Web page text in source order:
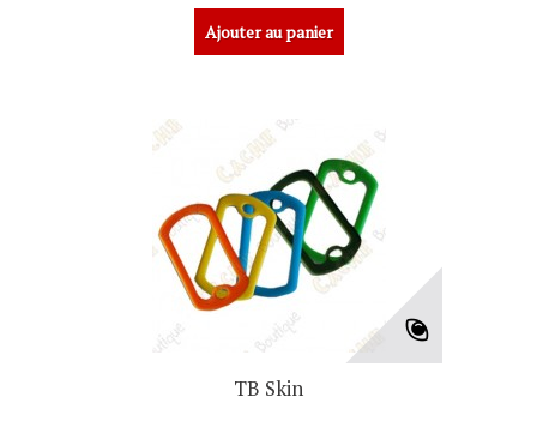
Ajouter au panier
TB Skin